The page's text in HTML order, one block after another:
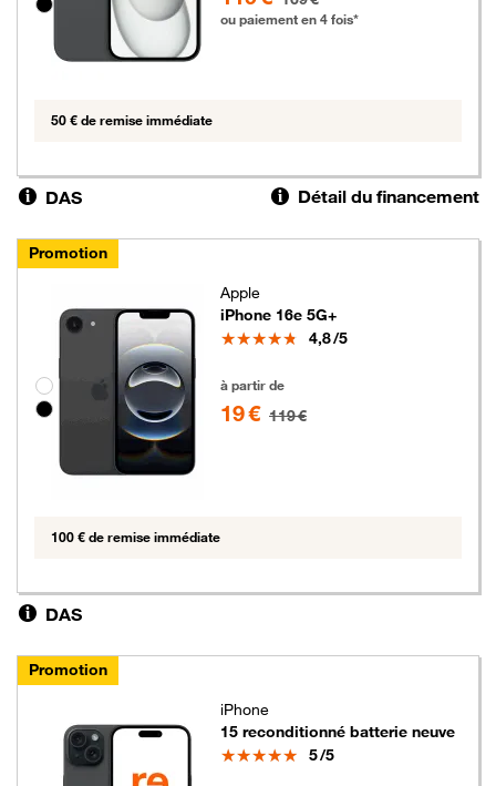
ou paiement en 4 fois*
50 € de remise immédiate
DAS Détail du financement
Promotion
Groupe de couleurs disponibles non sélectionnables
Apple
iPhone 16e 5G+
Note
4,8/5
à partir de
19 € 119 €
100 € de remise immédiate
DAS
Promotion
iPhone
15 reconditionné batterie neuve
Note
5/5